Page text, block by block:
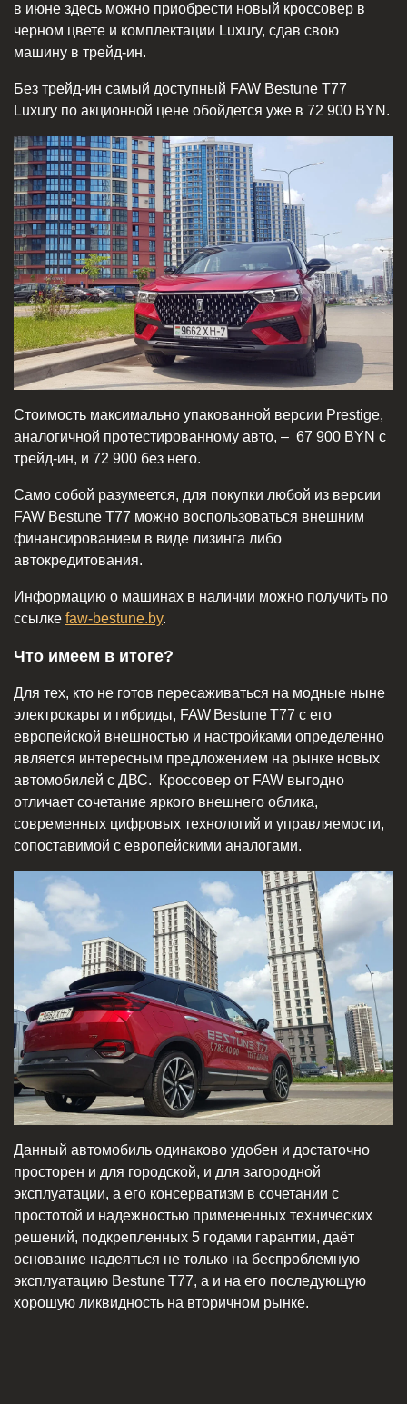
в июне здесь можно приобрести новый кроссовер в
черном цвете и комплектации Luxury, сдав свою
машину в трейд-ин.
Без трейд-ин самый доступный FAW Bestune T77
Luxury по акционной цене обойдется уже в 72 900 BYN.
Стоимость максимально упакованной версии Prestige,
аналогичной протестированному авто, – 67 900 BYN с
трейд-ин, и 72 900 без него.
Само собой разумеется, для покупки любой из версии
FAW Bestune T77 можно воспользоваться внешним
финансированием в виде лизинга либо
автокредитования.
Информацию о машинах в наличии можно получить по
ссылке faw-bestune.by.
Что имеем в итоге?
Для тех, кто не готов пересаживаться на модные ныне
электрокары и гибриды, FAW Bestune T77 с его
европейской внешностью и настройками определенно
является интересным предложением на рынке новых
автомобилей с ДВС. Кроссовер от FAW выгодно
отличает сочетание яркого внешнего облика,
современных цифровых технологий и управляемости,
сопоставимой с европейскими аналогами.
Данный автомобиль одинаково удобен и достаточно
просторен и для городской, и для загородной
эксплуатации, а его консерватизм в сочетании с
простотой и надежностью примененных технических
решений, подкрепленных 5 годами гарантии, даёт
основание надеяться не только на беспроблемную
эксплуатацию Bestune T77, а и на его последующую
хорошую ликвидность на вторичном рынке.